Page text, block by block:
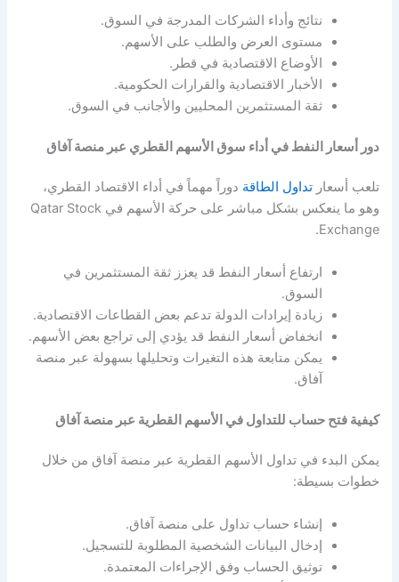
نتائج وأداء الشركات المدرجة في السوق.
مستوى العرض والطلب على الأسهم.
الأوضاع الاقتصادية في قطر.
الأخبار الاقتصادية والقرارات الحكومية.
ثقة المستثمرين المحليين والأجانب في السوق.
دور أسعار النفط في أداء سوق الأسهم القطري عبر منصة آفاق
تلعب أسعار تداول الطاقةدوراً مهماً في أداء الاقتصاد القطري،
وهو ما ينعكس بشكل مباشر على حركة الأسهم في Qatar Stock
Exchange.
ارتفاع أسعار النفط قد يعزز ثقة المستثمرين في
السوق.
زيادة إيرادات الدولة تدعم بعض القطاعات الاقتصادية.
انخفاض أسعار النفط قد يؤدي إلى تراجع بعض الأسهم.
يمكن متابعة هذه التغيرات وتحليلها بسهولة عبر منصة
آفاق.
كيفية فتح حساب للتداول في الأسهم القطرية عبر منصة آفاق
يمكن البدء في تداول الأسهم القطرية عبر منصة آفاق من خلال
خطوات بسيطة:
إنشاء حساب تداول على منصة آفاق.
إدخال البيانات الشخصية المطلوبة للتسجيل.
توثيق الحساب وفق الإجراءات المعتمدة.